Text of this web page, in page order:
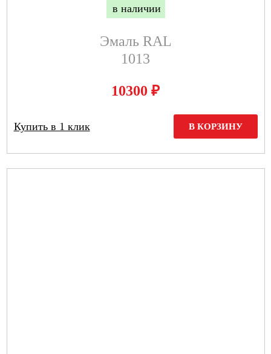
в наличии
Эмаль RAL
1013
10300 ₽
Купить в 1 клик В КОРЗИНУ